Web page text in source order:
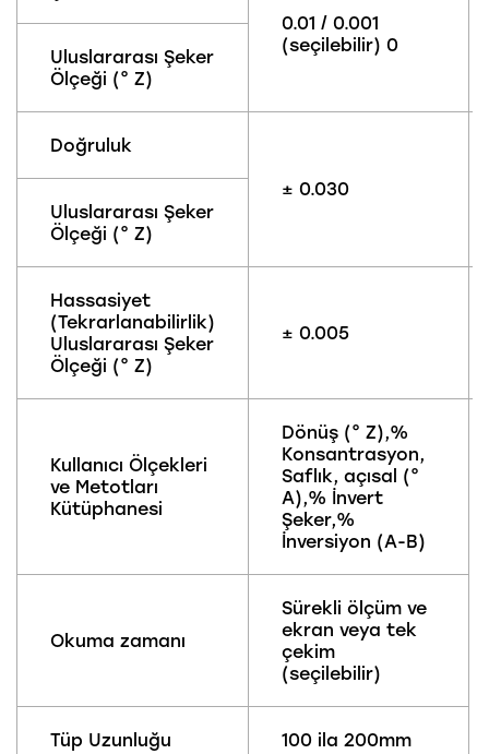
0.01 / 0.001
(seçilebilir) 0
Uluslararası Şeker
Ölçeği (° Z)
Doğruluk
± 0.030
Uluslararası Şeker
Ölçeği (° Z)
Hassasiyet
(Tekrarlanabilirlik)
Uluslararası Şeker
Ölçeği (° Z)
± 0.005
Kullanıcı Ölçekleri
ve Metotları
Kütüphanesi
Dönüş (° Z),%
Konsantrasyon,
Saflık, açısal (°
A),% İnvert
Şeker,%
İnversiyon (A-B)
Okuma zamanı
Sürekli ölçüm ve
ekran veya tek
çekim
(seçilebilir)
Tüp Uzunluğu 100 ila 200mm